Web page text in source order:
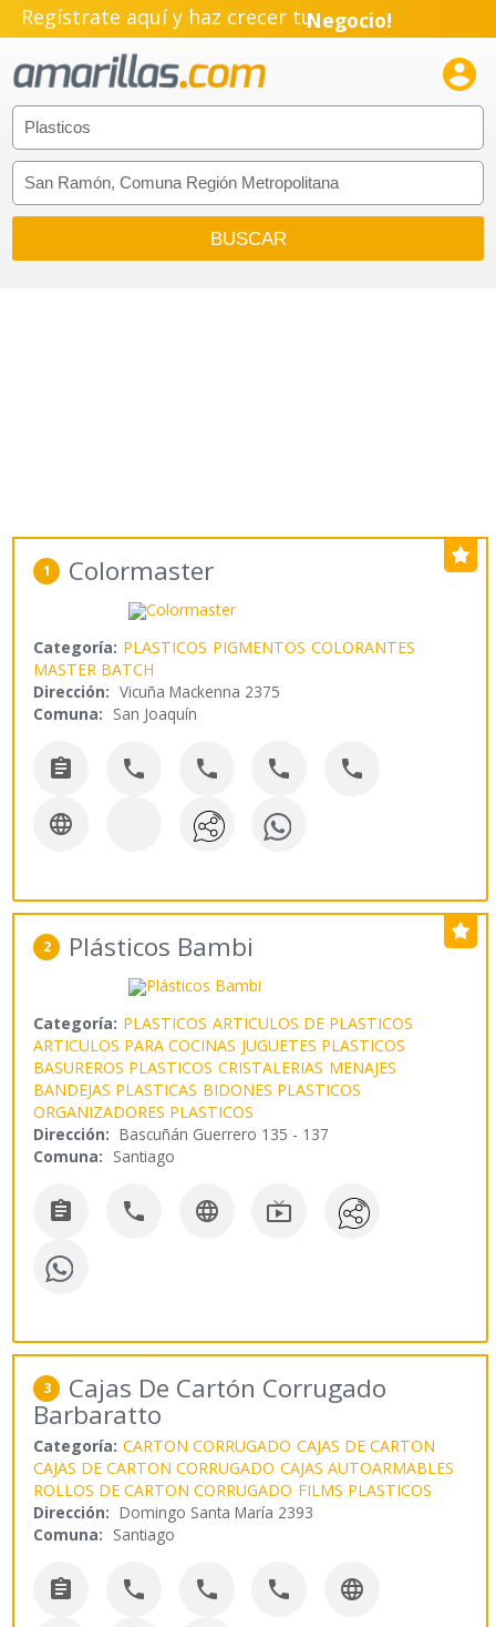
Regístrate aquí y haz crecer tuNegocio!
Emprendimiento!

1 Colormaster
Categoría: PLASTICOS PIGMENTOS COLORANTES
MASTER BATCH
Dirección: Vicuña Mackenna 2375
Comuna: San Joaquín
    

2 Plásticos Bambi
Categoría: PLASTICOS ARTICULOS DE PLASTICOS
ARTICULOS PARA COCINAS JUGUETES PLASTICOS
BASUREROS PLASTICOS CRISTALERIAS MENAJES
BANDEJAS PLASTICAS BIDONES PLASTICOS
ORGANIZADORES PLASTICOS
Dirección: Bascuñán Guerrero 135 - 137
Comuna: Santiago
   
3 Cajas De Cartón Corrugado
Barbaratto
Categoría: CARTON CORRUGADO CAJAS DE CARTON
CAJAS DE CARTON CORRUGADO CAJAS AUTOARMABLES
ROLLOS DE CARTON CORRUGADO FILMS PLASTICOS
Dirección: Domingo Santa María 2393
Comuna: Santiago
    